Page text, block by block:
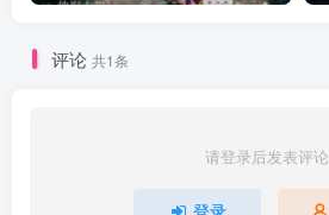
评论 共1条
请登录后发表评论
登录